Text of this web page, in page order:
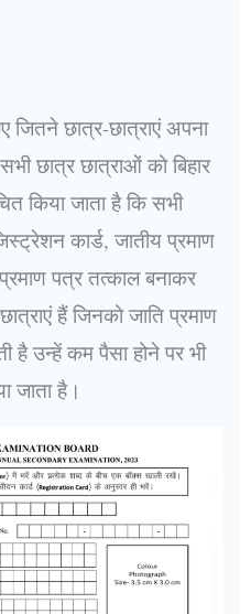
जितने छात्र-छात्राएं अपना
छात्र छात्राओं को बिहार
किया जाता है कि सभी
कार्ड, जातीय प्रमाण
पत्र तत्काल बनाकर
हैं जिनको जाति प्रमाण
है उन्हें कम पैसा होने पर भी
जाता है।